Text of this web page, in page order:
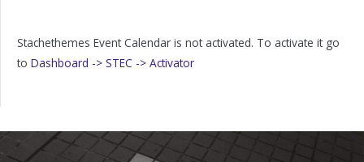
Stachethemes Event Calendar is not activated. To activate it go
to Dashboard -> STEC -> Activator